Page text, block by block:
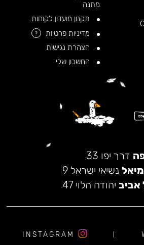
מתנה
תקנון מועדון לקוחות
מדיניות פרטיות
?
הצהרת נגישות
החשבון שלי
דרך יפו 33
נשיאי ישראל 9
אביב יהודה הלוי 47
INSTAGRAM